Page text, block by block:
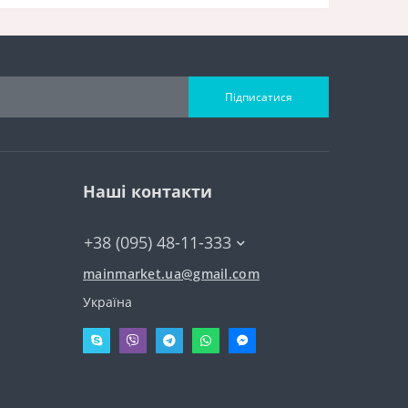
Підписатися
Наші контакти
+38 (095) 48-11-333
mainmarket.ua@gmail.com
Україна